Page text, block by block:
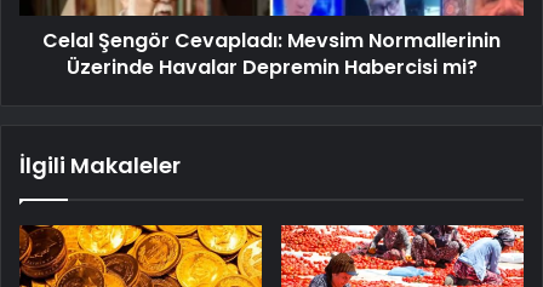
Celal Şengör Cevapladı: Mevsim Normallerinin
Üzerinde Havalar Depremin Habercisi mi?
İlgili Makaleler